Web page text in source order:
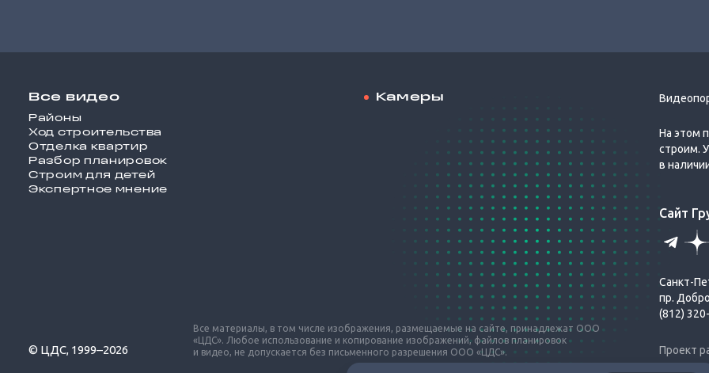
Все видео
Районы
Ход строительства
Отделка квартир
Разбор планировок
Строим для детей
Экспертное мнение
Камеры
На этом
строим.
в
© ЦДС, 1999–2026
Все материалы, в том числе изображения, размещаемые на сайте, принадлежат ООО
«ЦДС». Любое использование и копирование изображений, файлов планировок
и видео, не допускается без письменного разрешения ООО «ЦДС».
Сайт
Санкт-
пр.
(812)
Проект